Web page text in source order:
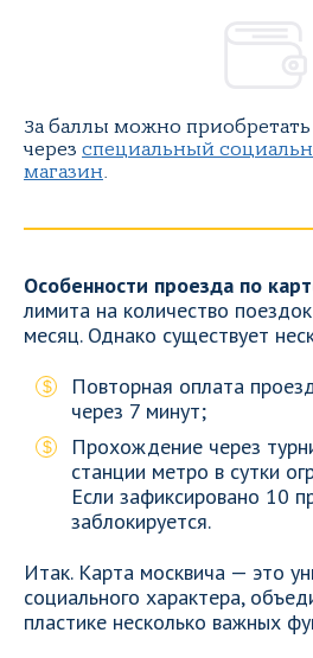
За баллы можно
через специальный
магазин.
Особенности проезда по
лимита на количество
месяц. Однако существует
Повторная оплата
через 7 минут;
Прохождение через
станции метро в сутки
Если зафиксировано 10
заблокируется.
Итак. Карта москвича — это
социального характера,
пластике несколько важных